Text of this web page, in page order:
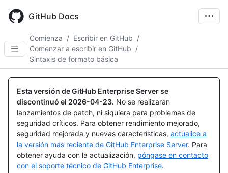
main
GitHub Docs
Comienza / Escribir en GitHub /
Comenzar a escribir en GitHub /
Sintaxis de formato básica
Esta versión de GitHub Enterprise Server se
discontinuó el 2026-04-23. No se realizarán
lanzamientos de patch, ni siquiera para problemas de
seguridad críticos. Para obtener rendimiento mejorado,
seguridad mejorada y nuevas características, actualice a
la versión más reciente de GitHub Enterprise Server. Para
obtener ayuda con la actualización, póngase en contacto
con el soporte técnico de GitHub Enterprise.